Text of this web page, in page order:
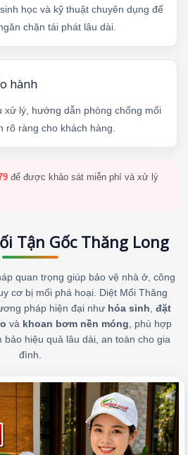
học và kỹ thuật chuyên dụng để
chặn tái phát lâu dài.
hành
xử lý, hướng dẫn phòng chống mối
rõ ràng cho khách hàng.
để được khảo sát miễn phí và xử lý
Tận Gốc Thăng Long
quan trọng giúp bảo vệ nhà ở, công
cơ bị mối phá hoại. Diệt Mối Thăng
pháp hiện đại như hóa sinh đặt
và khoan bơm nền móng , phù hợp
hiệu quả lâu dài, an toàn cho gia
đình.